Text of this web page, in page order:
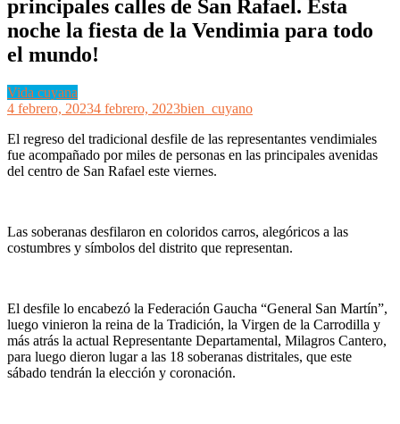
principales calles de San Rafael. Esta
noche la fiesta de la Vendimia para todo
el mundo!
Vida cuyana
4 febrero, 20234 febrero, 2023bien_cuyano
El regreso del tradicional desfile de las representantes vendimiales
fue acompañado por miles de personas en las principales avenidas
del centro de San Rafael este viernes.
Las soberanas desfilaron en coloridos carros, alegóricos a las
costumbres y símbolos del distrito que representan.
El desfile lo encabezó la Federación Gaucha “General San Martín”,
luego vinieron la reina de la Tradición, la Virgen de la Carrodilla y
más atrás la actual Representante Departamental, Milagros Cantero,
para luego dieron lugar a las 18 soberanas distritales, que este
sábado tendrán la elección y coronación.